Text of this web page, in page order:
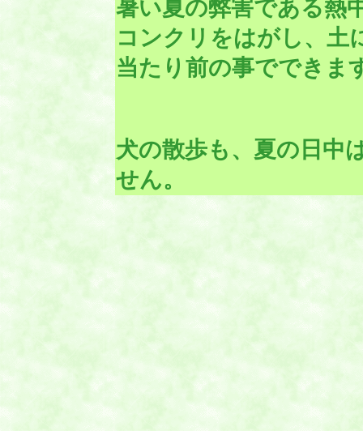
暑い夏の弊害である熱
コンクリをはがし、土
当たり前の事でできま
犬の散歩も、夏の日中
せん。